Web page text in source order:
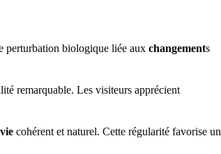
perturbation biologique liée aux changements
remarquable. Les visiteurs apprécient
vie cohérent et naturel. Cette régularité favorise un